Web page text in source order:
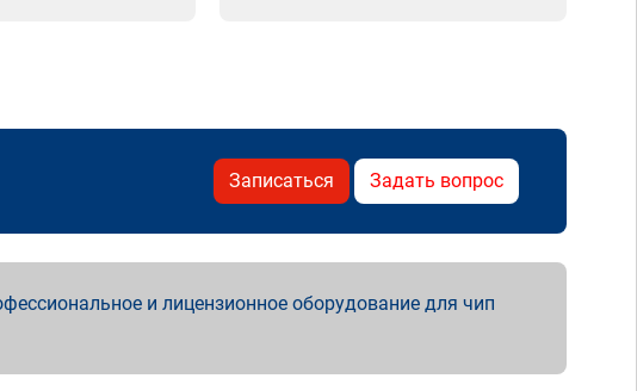
Записаться Задать вопрос
и лицензионное оборудование для чип